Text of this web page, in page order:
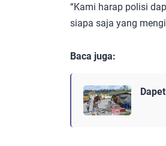
“Kami harap polisi
siapa saja yang
Baca juga: